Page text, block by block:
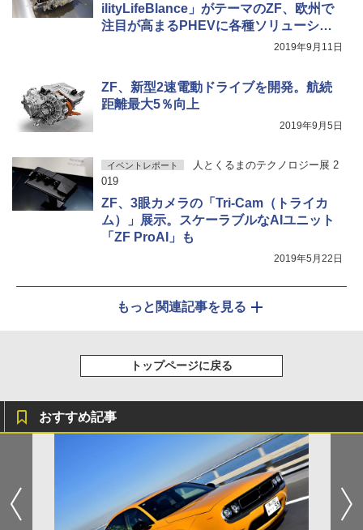
ilityLifeBlance」がテーマのZF、欧州で
注目が高まるPHEVに各種ソリューショ
2019年9月11日
ZF、新型2速電動ドライブを開発。航続
距離最大5％向上
2019年9月5日
イベントレポート
人とくるまのテクノロジー展 2
019
ZF、3眼カメラの「Tri-Cam（トライカ
ム）」展示。スケーラブルなAIユニット
「ZF ProAI」も
2019年5月22日
もっと関連記事を見る
トップページに戻る
おすすめ記事